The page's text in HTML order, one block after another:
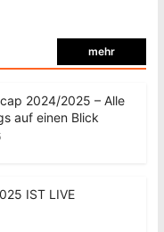
mehr
2024/2025 – Alle
auf einen Blick
IST LIVE